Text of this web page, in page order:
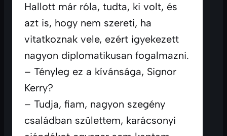
Hallott már róla, tudta, ki volt, és
azt is, hogy nem szereti, ha
vitatkoznak vele, ezért igyekezett
nagyon diplomatikusan fogalmazni.
– Tényleg ez a kívánsága, Signor
Kerry?
– Tudja, fiam, nagyon szegény
családban születtem, karácsonyi